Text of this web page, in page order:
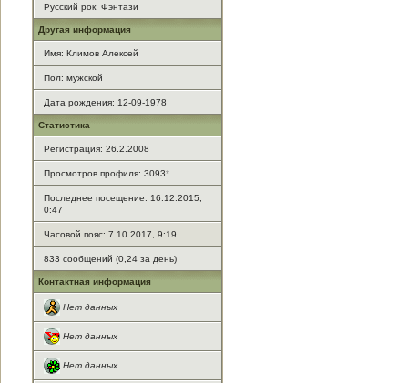
Русский рок; Фэнтази
Другая информация
Имя: Климов Алексей
Пол: мужской
Дата рождения: 12-09-1978
Статистика
Регистрация: 26.2.2008
Просмотров профиля: 3093*
Последнее посещение: 16.12.2015,
0:47
Часовой пояс: 7.10.2017, 9:19
833 сообщений (0,24 за день)
Контактная информация
Нет данных
Нет данных
Нет данных